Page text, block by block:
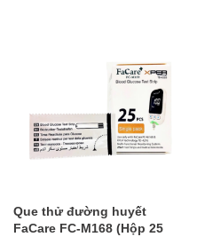
Que thử đường huyết
FaCare FC-M168 (Hộp 25